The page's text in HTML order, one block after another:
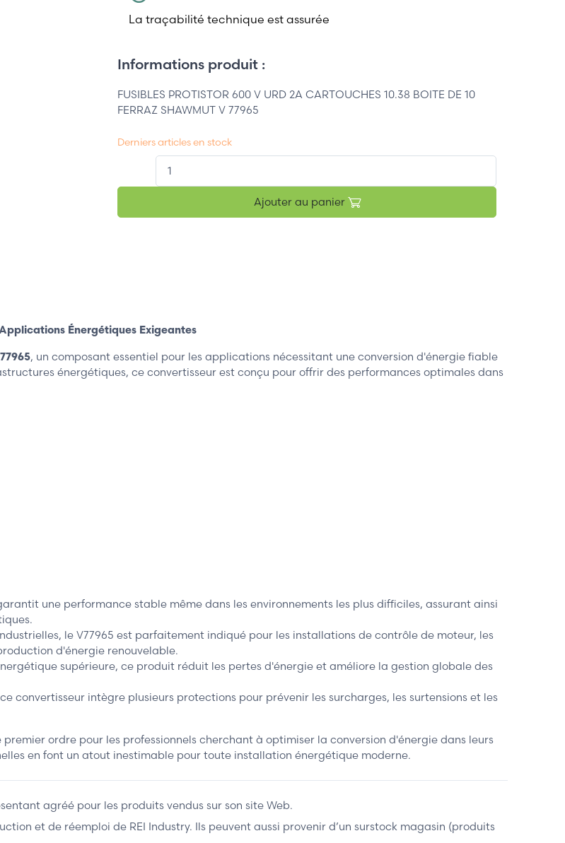
La traçabilité technique est assurée
Informations produit :
FUSIBLES PROTISTOR 600 V URD 2A CARTOUCHES 10.38 BOITE DE 10
FERRAZ SHAWMUT V 77965
Derniers articles en stock
Ajouter au panier
Énergétiques Exigeantes
, un composant essentiel pour les applications nécessitant une conversion d'énergie fiable
énergétiques, ce convertisseur est conçu pour offrir des performances optimales dans
une performance stable même dans les environnements les plus difficiles, assurant ainsi
le V77965 est parfaitement indiqué pour les installations de contrôle de moteur, les
d'énergie renouvelable.
supérieure, ce produit réduit les pertes d'énergie et améliore la gestion globale des
convertisseur intègre plusieurs protections pour prévenir les surcharges, les surtensions et les
ordre pour les professionnels cherchant à optimiser la conversion d'énergie dans leurs
en font un atout inestimable pour toute installation énergétique moderne.
agréé pour les produits vendus sur son site Web.
et de réemploi de REI Industry. Ils peuvent aussi provenir d’un surstock magasin (produits